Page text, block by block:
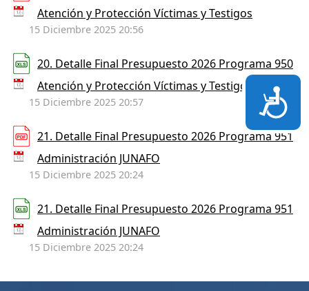
Atención y Protección Víctimas y Testigos
15 Diciembre 2025 20:56
20. Detalle Final Presupuesto 2026 Programa 950
Atención y Protección Víctimas y Testigos
15 Diciembre 2025 20:57
21. Detalle Final Presupuesto 2026 Programa 951
Administración JUNAFO
15 Diciembre 2025 20:24
21. Detalle Final Presupuesto 2026 Programa 951
Administración JUNAFO
15 Diciembre 2025 20:24